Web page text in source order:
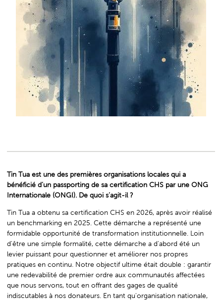
Tin Tua est une des premières organisations locales qui a
bénéficié d’un passporting de sa certification CHS par une ONG
Internationale (ONGI). De quoi s’agit-il ?
Tin Tua a obtenu sa certification CHS en 2026, après avoir réalisé
un benchmarking en 2025. Cette démarche a représenté une
formidable opportunité de transformation institutionnelle. Loin
d'être une simple formalité, cette démarche a d'abord été un
levier puissant pour questionner et améliorer nos propres
pratiques en continu. Notre objectif ultime était double : garantir
une redevabilité de premier ordre aux communautés affectées
que nous servons, tout en offrant des gages de qualité
indiscutables à nos donateurs. En tant qu'organisation nationale,